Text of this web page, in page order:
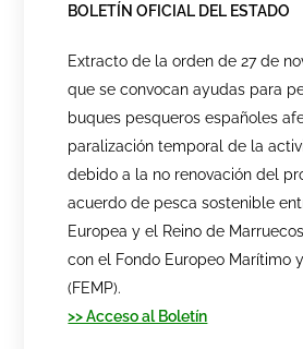
BOLETÍN OFICIAL DEL ESTADO
Extracto de la orden de 27 de
que se convocan ayudas para
buques pesqueros españoles
paralización temporal de la
debido a la no renovación del
acuerdo de pesca sostenible
Europea y el Reino de
con el Fondo Europeo Marítimo
(FEMP).
>> Acceso al Boletín